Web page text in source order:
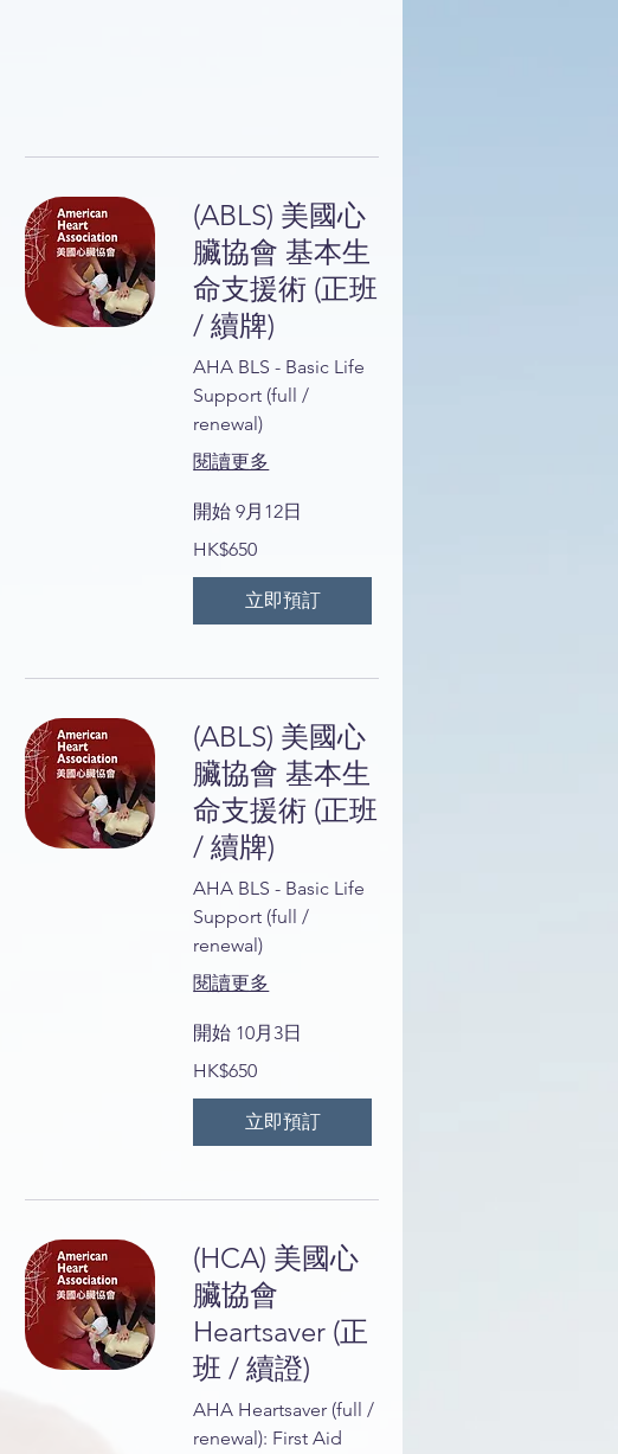
(ABLS) 美國心
臟協會 基本生
命支援術 (正班
/ 續牌)
AHA BLS - Basic Life
Support (full /
renewal)
閱讀更多
開始 9月12日
港
HK$650
立即預訂
(ABLS) 美國心
臟協會 基本生
命支援術 (正班
/ 續牌)
AHA BLS - Basic Life
Support (full /
renewal)
閱讀更多
開始 10月3日
港
HK$650
立即預訂
(HCA) 美國心
臟協會
Heartsaver (正
班 / 續證)
AHA Heartsaver (full /
renewal): First Aid